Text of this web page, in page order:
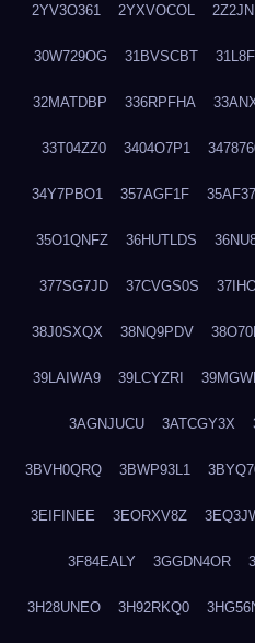
2YV3O361 2YXVOCOL
30W729OG 31BVSCBT
32MATDBP 336RPFHA
33T04ZZ0 3404O7P1
34Y7PBO1 357AGF1F
35O1QNFZ 36HUTLDS
377SG7JD 37CVGS0S
38J0SXQX 38NQ9PDV
39LAIWA9 39LCYZRI
3AGNJUCU 3ATCGY3X
3BVH0QRQ 3BWP93L1
3EIFINEE 3EORXV8Z
3F84EALY 3GGDN4OR
3H28UNEO 3H92RKQ0